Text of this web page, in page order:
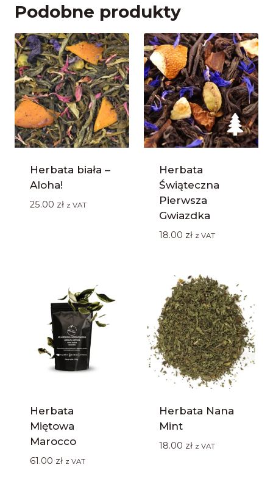
Podobne produkty
Herbata biała –
Aloha!
25.00 zł z VAT
Herbata
Świąteczna
Pierwsza
Gwiazdka
18.00 zł z VAT
Herbata
Miętowa
Marocco
61.00 zł z VAT
Herbata Nana
Mint
18.00 zł z VAT